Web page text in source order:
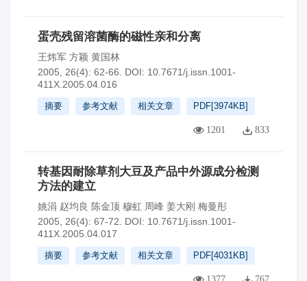
蛋壳残留溶菌酶的磁性亲和分离
王炜军 方颖 黄国林
2005, 26(4): 62-66.
DOI: 10.7671/j.issn.1001-
411X.2005.04.016
摘要 参考文献 相关文章 PDF[3974KB]
1201 833
转基因耐除草剂大豆及产品中外源成分检测
方法的建立
姚涓 赵均良 陈金顶 穆虹 周峰 姜大刚 梅曼彤
2005, 26(4): 67-72.
DOI: 10.7671/j.issn.1001-
411X.2005.04.017
摘要 参考文献 相关文章 PDF[4031KB]
1377 767